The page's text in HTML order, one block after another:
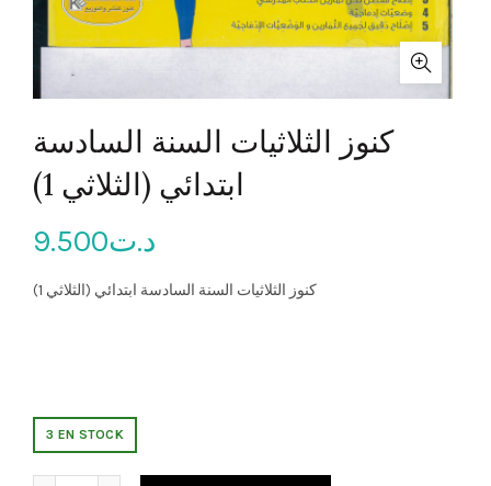
كنوز الثلاثيات السنة السادسة
ابتدائي (الثلاثي 1)
د.ت9.500
كنوز الثلاثيات السنة السادسة ابتدائي (الثلاثي 1)
3 EN STOCK